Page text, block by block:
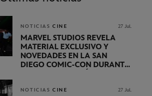
NOTICIAS CINE 27 Jul.
MARVEL STUDIOS REVELA
MATERIAL EXCLUSIVO Y
NOVEDADES EN LA SAN
DIEGO COMIC-CON DURANTE
NOTICIAS CINE 27 Jul.